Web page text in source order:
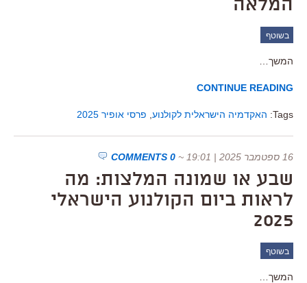
המלאה
בשוטף
המשך…
CONTINUE READING
Tags: האקדמיה הישראלית לקולנוע פרסי אופיר 2025
16 ספטמבר 2025 | 19:01 ~
0 COMMENTS
שבע או שמונה המלצות: מה
לראות ביום הקולנוע הישראלי
2025
בשוטף
המשך…